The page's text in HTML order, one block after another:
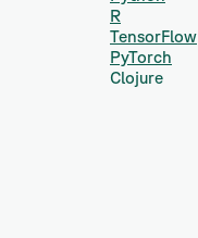
R
TensorFlow
PyTorch
Clojure